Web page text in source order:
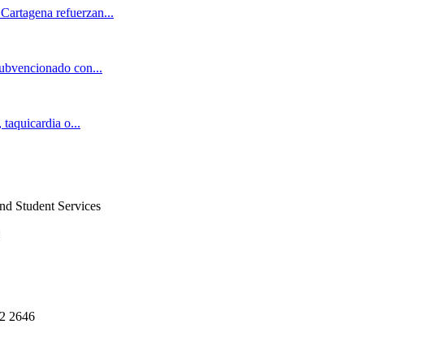
refuerzan...
con...
taquicardia o...
Student Services
2646